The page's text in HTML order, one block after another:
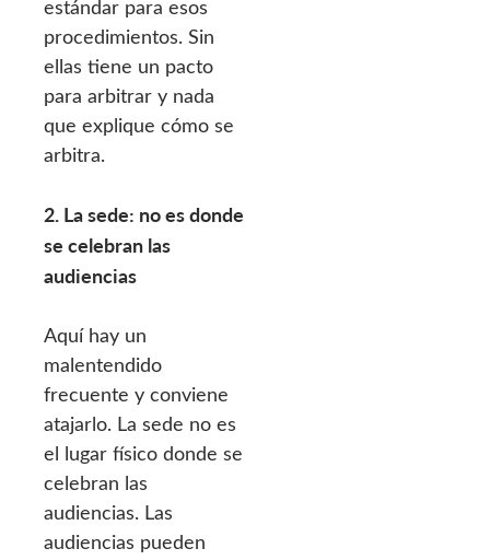
estándar para esos
procedimientos. Sin
ellas tiene un pacto
para arbitrar y nada
que explique cómo se
arbitra.
2. La sede: no es donde
se celebran las
audiencias
Aquí hay un
malentendido
frecuente y conviene
atajarlo. La sede no es
el lugar físico donde se
celebran las
audiencias. Las
audiencias pueden